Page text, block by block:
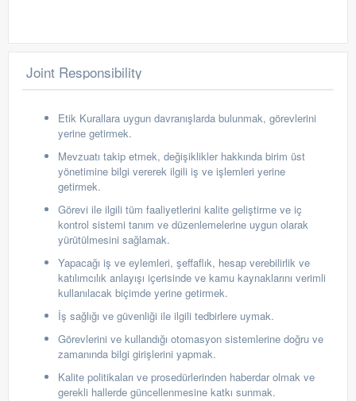
Joint Responsibility
Etik Kurallara uygun davranışlarda bulunmak, görevlerini
yerine getirmek.
Mevzuatı takip etmek, değişiklikler hakkında birim üst
yönetimine bilgi vererek ilgili iş ve işlemleri yerine
getirmek.
Görevi ile ilgili tüm faaliyetlerini kalite geliştirme ve iç
kontrol sistemi tanım ve düzenlemelerine uygun olarak
yürütülmesini sağlamak.
Yapacağı iş ve eylemleri, şeffaflık, hesap verebilirlik ve
katılımcılık anlayışı içerisinde ve kamu kaynaklarını verimli
kullanılacak biçimde yerine getirmek.
İş sağlığı ve güvenliği ile ilgili tedbirlere uymak.
Görevlerini ve kullandığı otomasyon sistemlerine doğru ve
zamanında bilgi girişlerini yapmak.
Kalite politikaları ve prosedürlerinden haberdar olmak ve
gerekli hallerde güncellenmesine katkı sunmak.